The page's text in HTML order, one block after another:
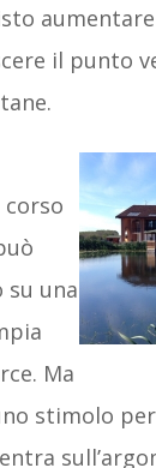
il punto
su una
Ma
stimolo